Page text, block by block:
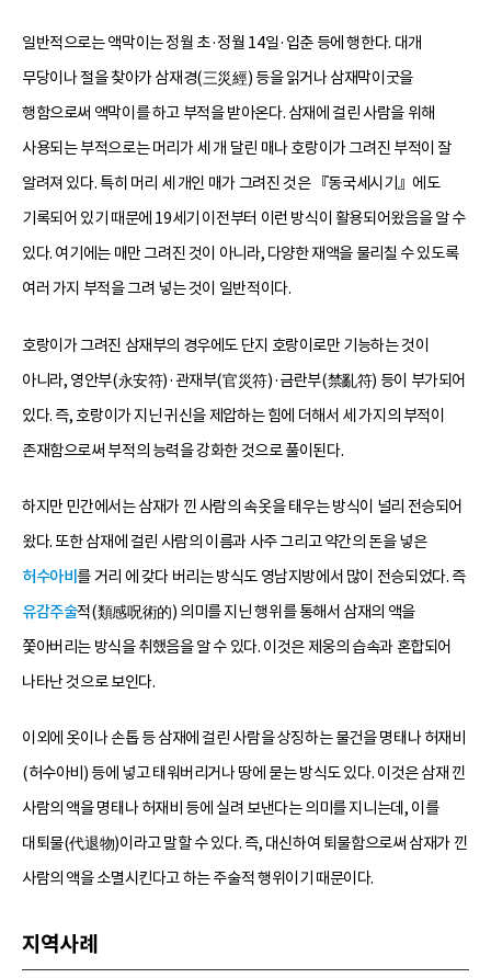
일반적으로는 액막이는 정월 초·정월 14일·입춘 등에 행한다. 대개
무당이나 절을 찾아가 삼재경(三災經) 등을 읽거나 삼재막이굿을
행함으로써 액막이를 하고 부적을 받아온다. 삼재에 걸린 사람을 위해
사용되는 부적으로는 머리가 세 개 달린 매나 호랑이가 그려진 부적이 잘
알려져 있다. 특히 머리 세 개인 매가 그려진 것은 『동국세시기』에도
기록되어 있기 때문에 19세기 이전부터 이런 방식이 활용되어왔음을 알 수
있다. 여기에는 매만 그려진 것이 아니라, 다양한 재액을 물리칠 수 있도록
여러 가지 부적을 그려 넣는 것이 일반적이다.
호랑이가 그려진 삼재부의 경우에도 단지 호랑이로만 기능하는 것이
아니라, 영안부(永安符)·관재부(官災符)·금란부(禁亂符) 등이 부가되어
있다. 즉, 호랑이가 지닌 귀신을 제압하는 힘에 더해서 세 가지의 부적이
존재함으로써 부적의 능력을 강화한 것으로 풀이된다.
하지만 민간에서는 삼재가 낀 사람의 속옷을 태우는 방식이 널리 전승되어
왔다. 또한 삼재에 걸린 사람의 이름과 사주 그리고 약간의 돈을 넣은
허수아비 를 거리 에 갖다 버리는 방식도 영남지방에서 많이 전승되었다. 즉
유감주술적(類感呪術的) 의미를 지닌 행위를 통해서 삼재의 액을
쫓아버리는 방식을 취했음을 알 수 있다. 이것은 제웅의 습속과 혼합되어
나타난 것으로 보인다.
이외에 옷이나 손톱 등 삼재에 걸린 사람을 상징하는 물건을 명태나 허재비
(허수아비) 등에 넣고 태워버리거나 땅에 묻는 방식도 있다. 이것은 삼재 낀
사람의 액을 명태나 허재비 등에 실려 보낸다는 의미를 지니는데, 이를
대퇴물(代退物)이라고 말할 수 있다. 즉, 대신하여 퇴물함으로써 삼재가 낀
사람의 액을 소멸시킨다고 하는 주술적 행위이기 때문이다.
지역사례